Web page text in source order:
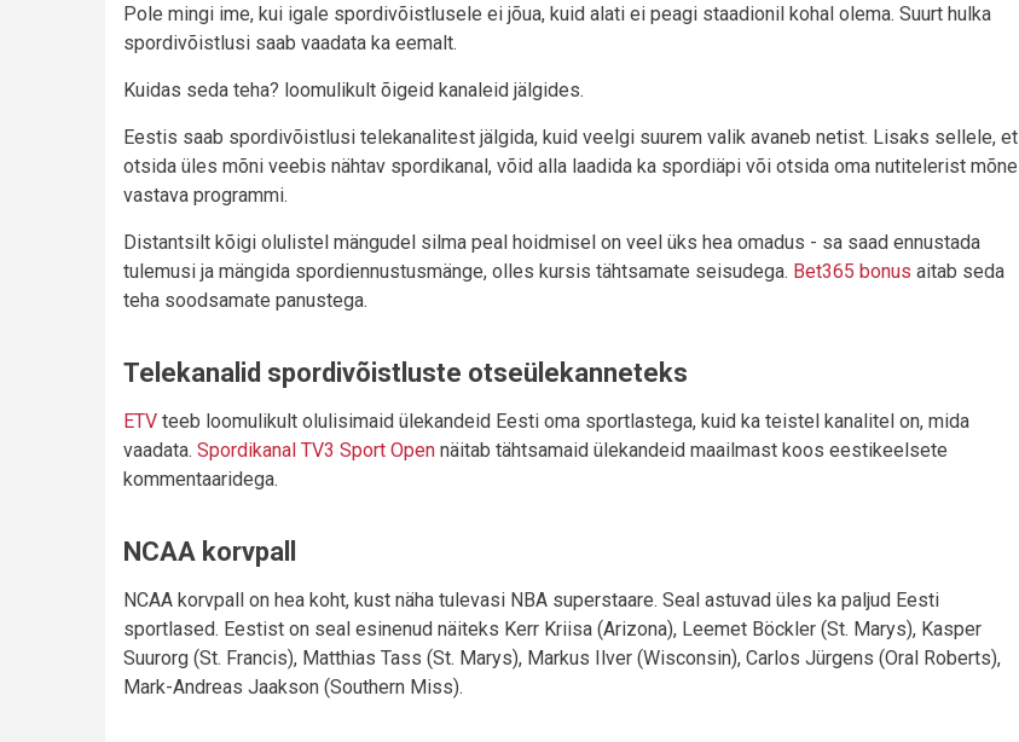
Pole mingi ime, kui igale spordivõistlusele ei jõua, kuid alati ei peagi staadionil kohal olema. Suurt hulka
spordivõistlusi saab vaadata ka eemalt.
Kuidas seda teha? loomulikult õigeid kanaleid jälgides.
Eestis saab spordivõistlusi telekanalitest jälgida, kuid veelgi suurem valik avaneb netist. Lisaks sellele, et
otsida üles mõni veebis nähtav spordikanal, võid alla laadida ka spordiäpi või otsida oma nutitelerist mõne
vastava programmi.
Distantsilt kõigi olulistel mängudel silma peal hoidmisel on veel üks hea omadus - sa saad ennustada
tulemusi ja mängida spordiennustusmänge, olles kursis tähtsamate seisudega. Bet365 bonus aitab seda
teha soodsamate panustega.
Telekanalid spordivõistluste otseülekanneteks
ETV teeb loomulikult olulisimaid ülekandeid Eesti oma sportlastega, kuid ka teistel kanalitel on, mida
vaadata. Spordikanal TV3 Sport Open näitab tähtsamaid ülekandeid maailmast koos eestikeelsete
kommentaaridega.
NCAA korvpall
NCAA korvpall on hea koht, kust näha tulevasi NBA superstaare. Seal astuvad üles ka paljud Eesti
sportlased. Eestist on seal esinenud näiteks Kerr Kriisa (Arizona), Leemet Böckler (St. Marys), Kasper
Suurorg (St. Francis), Matthias Tass (St. Marys), Markus Ilver (Wisconsin), Carlos Jürgens (Oral Roberts),
Mark-Andreas Jaakson (Southern Miss).